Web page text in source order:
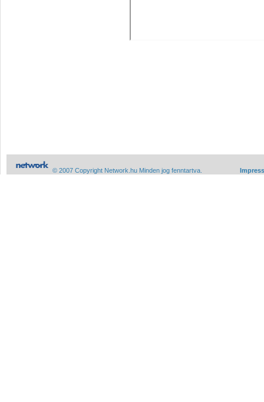
© 2007 Copyright Network.hu Minden jog fenntartva.